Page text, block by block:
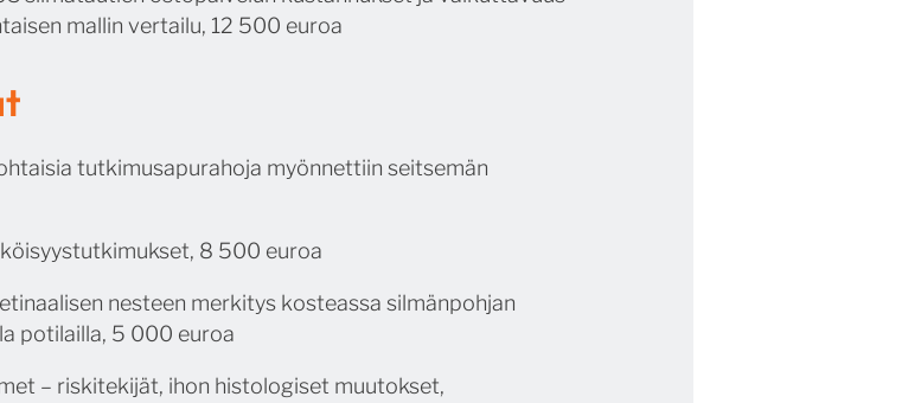
mallin vertailu, 12 500 euroa
tutkimusapurahoja myönnettiin seitsemän
8 500 euroa
nesteen merkitys kosteassa silmänpohjan
potilailla, 5 000 euroa
– riskitekijät, ihon histologiset muutokset,